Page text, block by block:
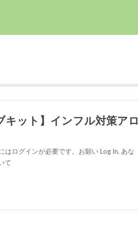
キット】インフル対策アロ
はログインが必要です。お願い Log In. あな
て